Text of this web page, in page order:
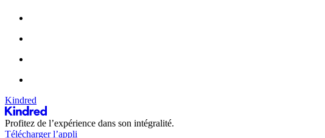
Kindred
Profitez de l’expérience dans son intégralité.
Télécharger l’appli